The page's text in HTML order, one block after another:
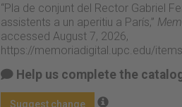
“Pla de conjunt del Rector Gabriel
assistents a un aperitiu a París,”
accessed August 7, 2026,
https://memoriadigital.upc.edu/
Help us complete the
Suggest change